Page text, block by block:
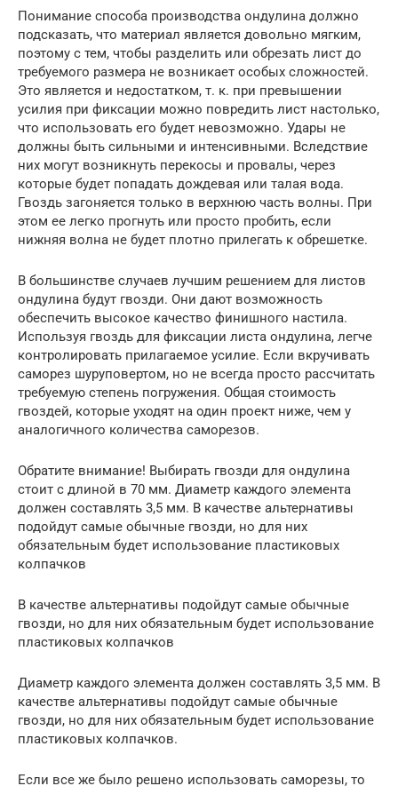
Понимание способа производства ондулина должно
подсказать, что материал является довольно мягким,
поэтому с тем, чтобы разделить или обрезать лист до
требуемого размера не возникает особых сложностей.
Это является и недостатком, т. к. при превышении
усилия при фиксации можно повредить лист настолько,
что использовать его будет невозможно. Удары не
должны быть сильными и интенсивными. Вследствие
них могут возникнуть перекосы и провалы, через
которые будет попадать дождевая или талая вода.
Гвоздь загоняется только в верхнюю часть волны. При
этом ее легко прогнуть или просто пробить, если
нижняя волна не будет плотно прилегать к обрешетке.
В большинстве случаев лучшим решением для листов
ондулина будут гвозди. Они дают возможность
обеспечить высокое качество финишного настила.
Используя гвоздь для фиксации листа ондулина, легче
контролировать прилагаемое усилие. Если вкручивать
саморез шуруповертом, но не всегда просто рассчитать
требуемую степень погружения. Общая стоимость
гвоздей, которые уходят на один проект ниже, чем у
аналогичного количества саморезов.
Обратите внимание! Выбирать гвозди для ондулина
стоит с длиной в 70 мм. Диаметр каждого элемента
должен составлять 3,5 мм. В качестве альтернативы
подойдут самые обычные гвозди, но для них
обязательным будет использование пластиковых
колпачков
В качестве альтернативы подойдут самые обычные
гвозди, но для них обязательным будет использование
пластиковых колпачков
Диаметр каждого элемента должен составлять 3,5 мм. В
качестве альтернативы подойдут самые обычные
гвозди, но для них обязательным будет использование
пластиковых колпачков.
Если все же было решено использовать саморезы, то